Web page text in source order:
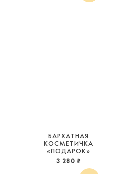
БАРХАТНАЯ
КОСМЕТИЧКА
«ПОДАРОК»
3 280 ₽